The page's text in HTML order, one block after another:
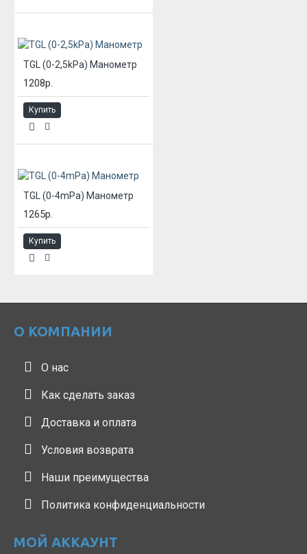
TGL (0-2,5kPa) Манометр
1208р.
Купить
TGL (0-4mPa) Манометр
1265р.
Купить
О КОМПАНИИ
О нас
Как сделать заказ
Доставка и оплата
Условия возврата
Наши преимущества
Политика конфиденциальности
МОЙ АККАУНТ